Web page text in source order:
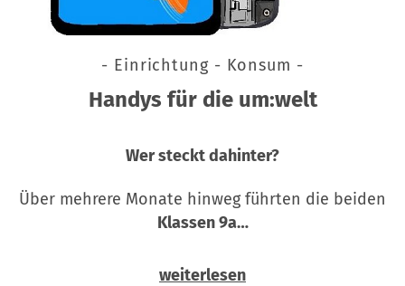
- Einrichtung - Konsum -
Handys für die um:welt
Wer steckt dahinter?
Über mehrere Monate hinweg führten die beiden
Klassen 9a…
weiterlesen